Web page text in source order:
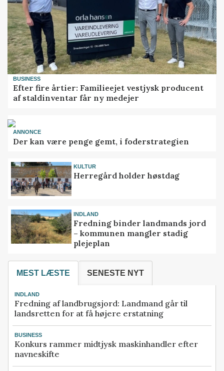
BUSINESS
Efter fire årtier: Familieejet vestjysk producent
af staldinventar får ny medejer
ANNONCE
Der kan være penge gemt, i foderstrategien
KULTUR
Herregård holder høstdag
INDLAND
Fredning binder landmands jord
– kommunen mangler stadig
plejeplan
MEST LÆSTE SENESTE NYT
INDLAND
Fredning af landbrugsjord: Landmand går til
landsretten for at få højere erstatning
BUSINESS
Konkurs rammer midtjysk maskinhandler efter
navneskifte